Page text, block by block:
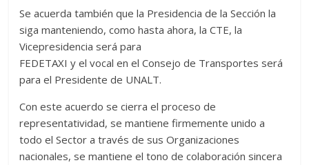
Se acuerda también que la Presidencia de la Sección la
siga manteniendo, como hasta ahora, la CTE, la
Vicepresidencia será para
FEDETAXI y el vocal en el Consejo de Transportes será
para el Presidente de UNALT.
Con este acuerdo se cierra el proceso de
representatividad, se mantiene firmemente unido a
todo el Sector a través de sus Organizaciones
nacionales, se mantiene el tono de colaboración sincera